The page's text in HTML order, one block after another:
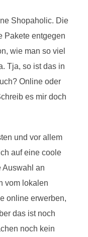
Shopaholic. Die
Pakete entgegen
wie man so viel
Tja, so ist das in
Online oder
es mir doch
und vor allem
auf eine coole
Auswahl an
vom lokalen
online erwerben,
das ist noch
noch kein